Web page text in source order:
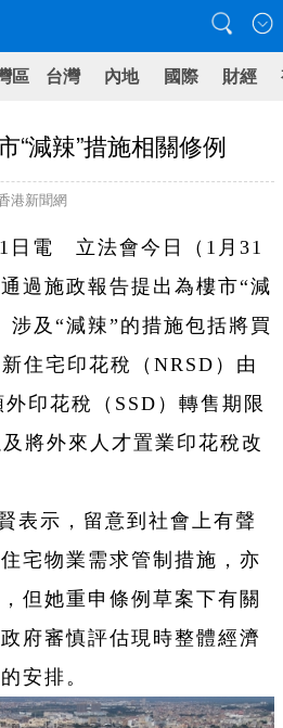
區 台灣 內地 國際 財經
“減辣”措施相關修例
港新聞網
日電 立法會今日（1月31
過施政報告提出為樓市“減
涉及“減辣”的措施包括將買
住宅印花稅（NRSD）由
印花稅（SSD）轉售期限
將外來人才置業印花稅改
表示，留意到社會上有聲
宅物業需求管制措施，亦
但她重申條例草案下有關
府審慎評估現時整體經濟
安排。